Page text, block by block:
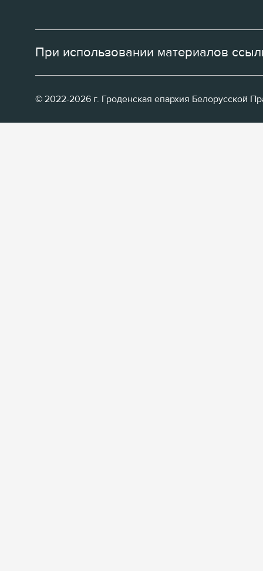
При использовании материалов
© 2022-2026 г. Гроденская епархия Белорусской